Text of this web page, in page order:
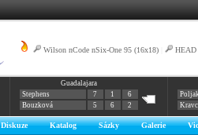
Wilson nCode nSix-One 95 (16x18) HEAD
Guadalajara
Stephens
7 1
6
Bouzková
5 6 2
Diskuze Katalog Sázky Galerie